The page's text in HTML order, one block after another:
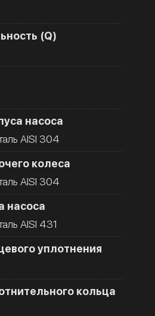
(Q)
насоса
AISI 304
колеса
AISI 304
насоса
AISI 431
уплотнения
кольца